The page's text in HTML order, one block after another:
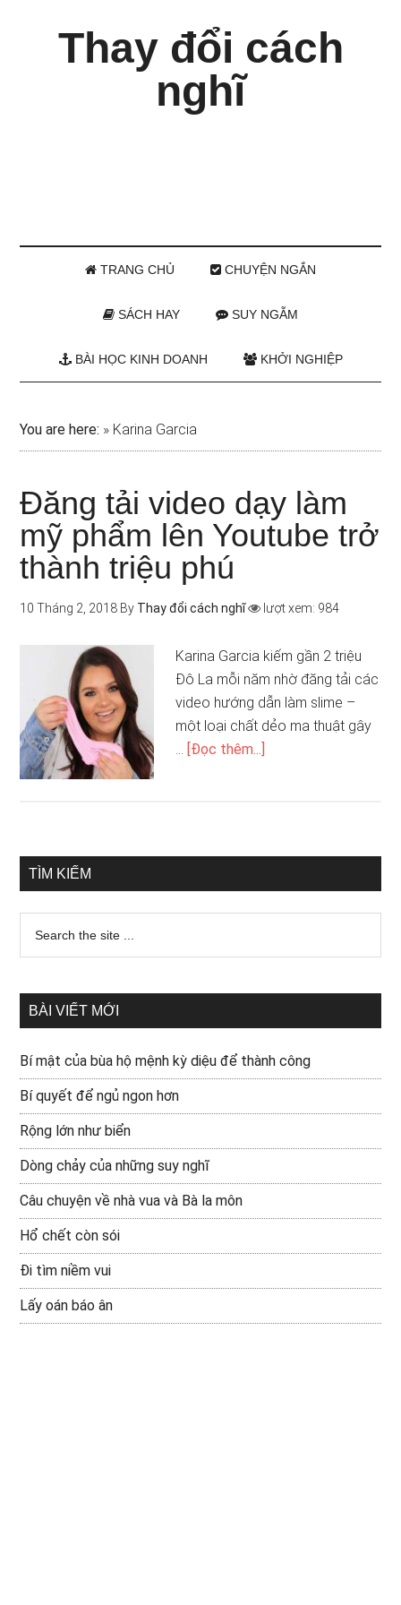
Thay đổi cách
nghĩ
TRANG CHỦ CHUYỆN NGẮN
SÁCH HAY SUY NGẪM
BÀI HỌC KINH DOANH KHỞI NGHIỆP
You are here: » Karina Garcia
Đăng tải video dạy làm
mỹ phẩm lên Youtube trở
thành triệu phú
10 Tháng 2, 2018 By Thay đổi cách nghĩ lượt xem: 984
Karina Garcia kiếm gần 2 triệu
Đô La mỗi năm nhờ đăng tải các
video hướng dẫn làm slime –
một loại chất dẻo ma thuật gây
… [Đọc thêm...]
TÌM KIẾM
BÀI VIẾT MỚI
Bí mật của bùa hộ mệnh kỳ diệu để thành công
Bí quyết để ngủ ngon hơn
Rộng lớn như biển
Dòng chảy của những suy nghĩ
Câu chuyện về nhà vua và Bà la môn
Hổ chết còn sói
Đi tìm niềm vui
Lấy oán báo ân